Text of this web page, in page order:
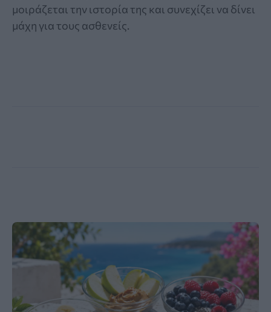
μοιράζεται την ιστορία της και συνεχίζει να δίνει
μάχη για τους ασθενείς.